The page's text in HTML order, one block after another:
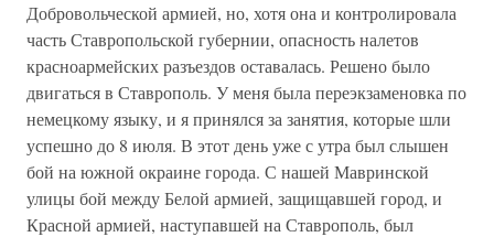
Добровольческой армией, но, хотя она и контролировала
часть Ставропольской губернии, опасность налетов
красноармейских разъездов оставалась. Решено было
двигаться в Ставрополь. У меня была переэкзаменовка по
немецкому языку, и я принялся за занятия, которые шли
успешно до 8 июля. В этот день уже с утра был слышен
бой на южной окраине города. С нашей Мавринской
улицы бой между Белой армией, защищавшей город, и
Красной армией, наступавшей на Ставрополь, был